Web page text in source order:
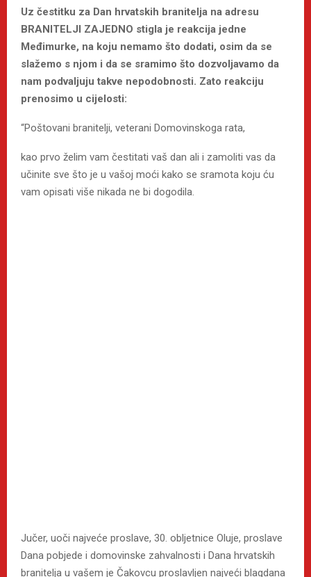
Uz čestitku za Dan hrvatskih branitelja na adresu
BRANITELJI ZAJEDNO stigla je reakcija jedne
Međimurke, na koju nemamo što dodati, osim da se
slažemo s njom i da se sramimo što dozvoljavamo da
nam podvaljuju takve nepodobnosti. Zato reakciju
prenosimo u cijelosti:
“Poštovani branitelji, veterani Domovinskoga rata,
kao prvo želim vam čestitati vaš dan ali i zamoliti vas da
učinite sve što je u vašoj moći kako se sramota koju ću
vam opisati više nikada ne bi dogodila.
Jučer, uoči najveće proslave, 30. obljetnice Oluje, proslave
Dana pobjede i domovinske zahvalnosti i Dana hrvatskih
branitelja u vašem je Čakovcu proslavljen najveći blagdana